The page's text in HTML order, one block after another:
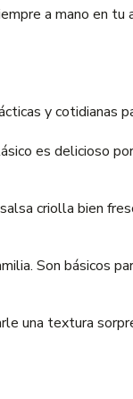
a mano en tu
y cotidianas
es delicioso
criolla bien
Son básicos
una textura